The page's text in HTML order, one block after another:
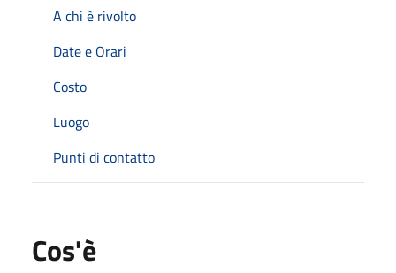
A chi è rivolto
Date e Orari
Costo
Luogo
Punti di contatto
Cos'è